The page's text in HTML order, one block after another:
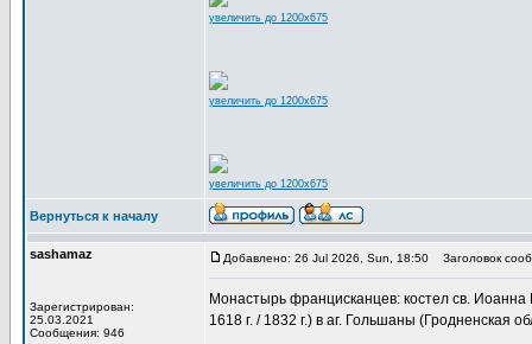
увеличить до 1200x675
увеличить до 1200x675
увеличить до 1200x675
Вернуться к началу
sashamaz
Зарегистрирован:
25.03.2021
Сообщения: 946
Добавлено: 26 Jul 2026, Sun, 18:50 Заголовок
Монастырь францисканцев: костел св. Иоанна
1618 г. / 1832 г.) в аг. Гольшаны (Гродненская